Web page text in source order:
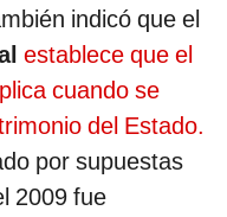
indicó que el
establece que el
cuando se
del Estado.
por supuestas
2009 fue